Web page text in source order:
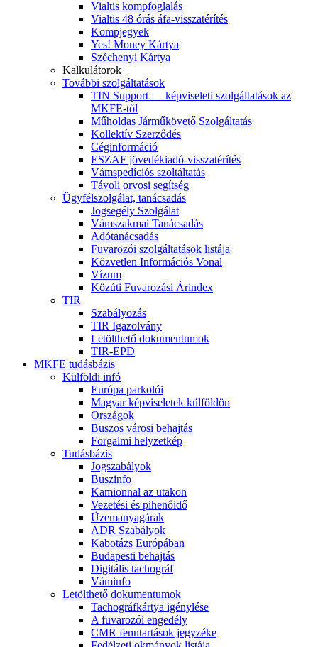
Vialtis kompfoglalás
Vialtis 48 órás áfa-visszatérítés
Kompjegyek
Yes! Money Kártya
Széchenyi Kártya
Kalkulátorok
További szolgáltatások
TIN Support — képviseleti szolgáltatások az
MKFE-től
Műholdas Járműkövető Szolgáltatás
Kollektív Szerződés
Céginformáció
ESZAF jövedékiadó-visszatérítés
Vámspedíciós szoltáltatás
Távoli orvosi segítség
Ügyfélszolgálat, tanácsadás
Jogsegély Szolgálat
Vámszakmai Tanácsadás
Adótanácsadás
Fuvarozói szolgáltatások listája
Közvetlen Információs Vonal
Vízum
Közúti Fuvarozási Árindex
TIR
Szabályozás
TIR Igazolvány
Letölthető dokumentumok
TIR-EPD
MKFE tudásbázis
Külföldi infó
Európa parkolói
Magyar képviseletek külföldön
Országok
Buszos városi behajtás
Forgalmi helyzetkép
Tudásbázis
Jogszabályok
Buszinfo
Kamionnal az utakon
Vezetési és pihenőidő
Üzemanyagárak
ADR Szabályok
Kabotázs Európában
Budapesti behajtás
Digitális tachográf
Váminfo
Letölthető dokumentumok
Tachográfkártya igénylése
A fuvarozói engedély
CMR fenntartások jegyzéke